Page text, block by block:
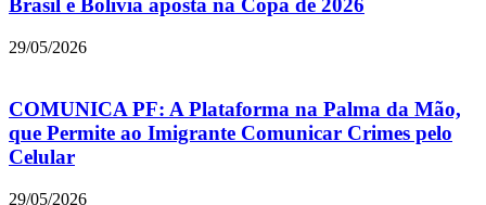
Brasil e Bolívia aposta na Copa de 2026
29/05/2026
COMUNICA PF: A Plataforma na Palma da Mão,
que Permite ao Imigrante Comunicar Crimes pelo
Celular
29/05/2026